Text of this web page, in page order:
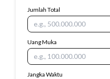
Jumlah Total
Uang Muka
Jangka Waktu